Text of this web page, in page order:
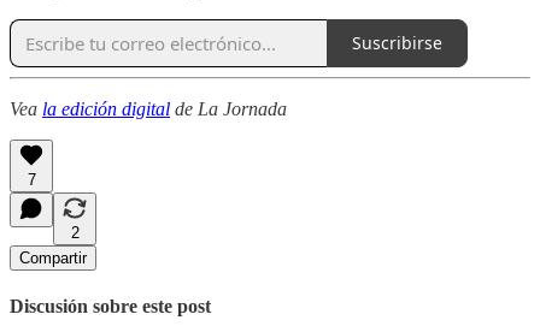
Suscribirse
Vea la edición digital de La Jornada
7
2
Compartir
Discusión sobre este post